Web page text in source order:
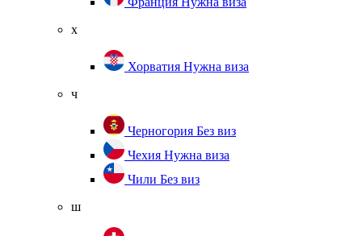
х
Хорватия Нужна виза
ч
Черногория Без виз
Чехия Нужна виза
Чили Без виз
ш